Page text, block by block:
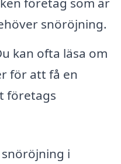
snöröjning.
kan ofta läsa om
för att få en
företags
i